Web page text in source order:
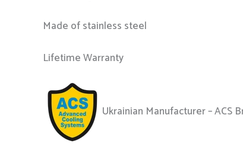
Made of stainless steel
Lifetime Warranty
Ukrainian Manufacturer – ACS